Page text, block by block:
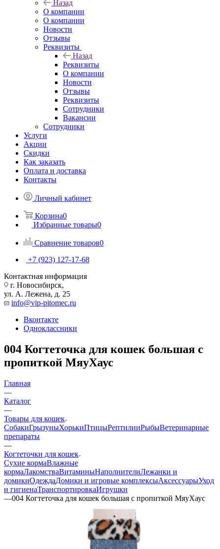
Назад
О компании
О компании
Новости
Отзывы
Реквизиты
Назад
Реквизиты
О компании
Новости
Отзывы
Реквизиты
Сотрудники
Вакансии
Сотрудники
Услуги
Акции
Скидки
Как заказать
Оплата и доставка
Контакты
Личный кабинет
Корзина0
Избранные товары0
Сравнение товаров0
+7 (923) 127-17-68
Контактная информация
г. Новосибирск,
ул. А. Лежена, д. 25
info@vip-pitomec.ru
Вконтакте
Одноклассники
004 Когтеточка для кошек большая с
пропиткой МяуХаус
Главная
—
Каталог
—
Товары для кошек
СобакиГрызуныХорькиПтицыРептилииРыбыВетеринарные
препараты
—
Когтеточки для кошек
Сухие кормаВлажные
кормаЛакомстваВитаминыНаполнителиЛежанки и
домикиОдеждаДомики и игровые комплексыАксессуарыУход
и гигиенаТранспортировкаИгрушки
—004 Когтеточка для кошек большая с пропиткой МяуХаус